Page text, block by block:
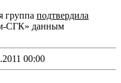
группа подтвердила
СГК» данным
00:00